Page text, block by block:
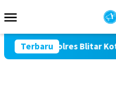
ke
Mobile
Terbaru
Polres Blitar Kota